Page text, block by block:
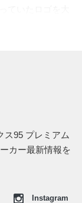
店にて発売予
ス95 プレミアム
カー最新情報を
Instagram